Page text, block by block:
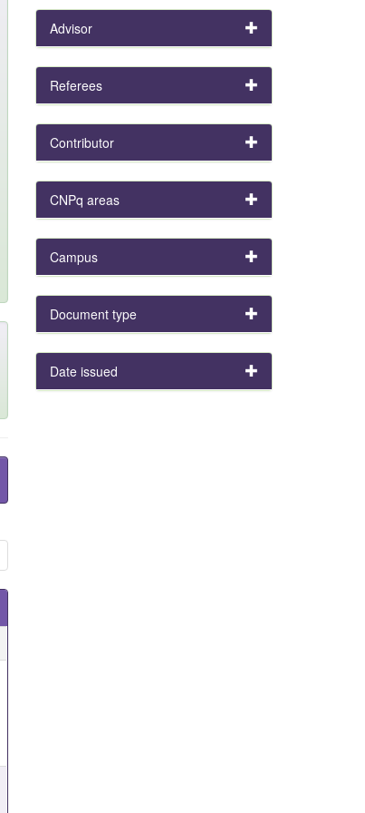
Advisor
Referees
Contributor
CNPq areas
Campus
Document type
Date issued